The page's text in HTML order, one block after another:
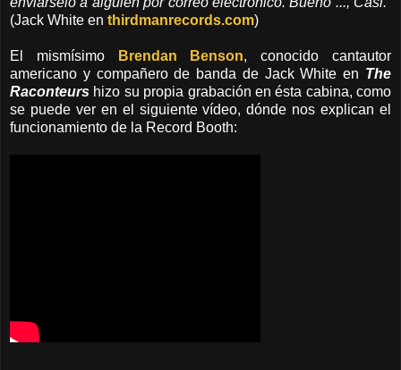
(Jack White en thirdmanrecords.com)
El mismísimo Brendan Benson, conocido cantautor
americano y compañero de banda de Jack White en The
Raconteurs hizo su propia grabación en ésta cabina, como
se puede ver en el siguiente vídeo, dónde nos explican el
funcionamiento de la Record Booth: